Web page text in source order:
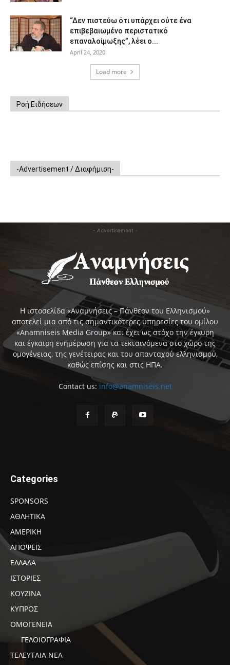
“Δεν πιστεύω ότι υπάρχει ούτε ένα
επιβεβαιωμένο περιστατικό
επαναλοίμωξης”, λέει ο...
April 24, 2020
Load more
Ροή Ειδήσεων
-Advertisement / Διαφήμιση-
- Advertisement -
Η ιστοσελίδα «Αναμνήσεις – Πάνθεον του Ελληνισμού»
αποτελεί μια από τις σημαντικότερες υπηρεσίες του ομίλου
«Anamniseis Media Group» και έχει ως στόχο την έγκυρη
και έγκαιρη ενημέρωση για τα τεκταινόμενα στο χώρο της
ομογένειας, της γενέτειρας και του απανταχού ελληνισμού,
καθώς επίσης και στις ΗΠΑ.
Contact us: info@anamniseis.net
Categories
SPONSORS
ΑΘΛΗΤΙΚΑ
ΑΜΕΡΙΚΗ
ΑΠΟΨΕΙΣ
ΕΛΛΑΔΑ
ΙΣΤΟΡΙΕΣ
ΚΟΥΖΙΝΑ
ΚΥΠΡΟΣ
ΟΜΟΓΕΝΕΙΑ
ΓΕΛΟΙΟΓΡΑΦΙΑ
ΤΕΛΕΥΤΑΙΑ ΝΕΑ